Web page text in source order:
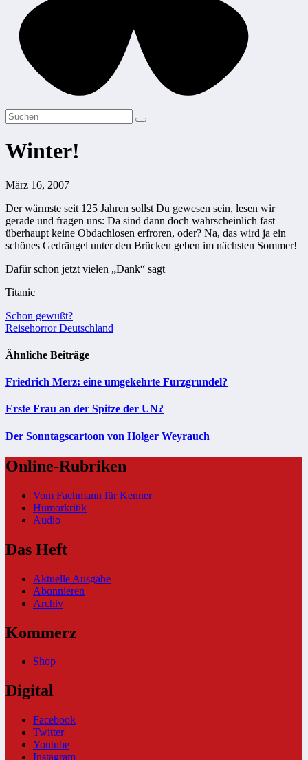
Winter!
März 16, 2007
Der wärmste seit 125 Jahren sollst Du gewesen sein, lesen wir
gerade und fragen uns: Da sind dann doch wahrscheinlich fast
überhaupt keine Obdachlosen erfroren, oder? Na, das wird ja ein
schönes Gedrängel unter den Brücken geben im nächsten Sommer!
Dafür schon jetzt vielen „Dank“ sagt
Titanic
Beitragsnavigation
Schon gewußt?
Reisehorror Deutschland
Ähnliche Beiträge
Friedrich Merz: eine umgekehrte Furzgrundel?
Erste Frau an der Spitze der UN?
Der Sonntagscartoon von Holger Weyrauch
Online-Rubriken
Vom Fachmann für Kenner
Humorkritik
Audio
Das Heft
Aktuelle Ausgabe
Abonnieren
Archiv
Kommerz
Shop
Digital
Facebook
Twitter
Youtube
Instagram